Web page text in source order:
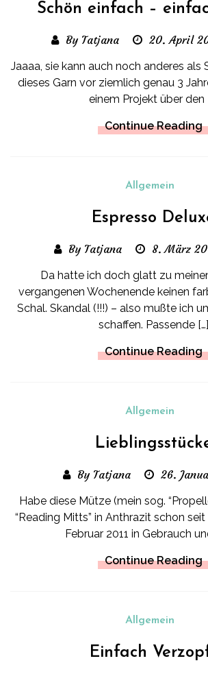
Schön einfach –
By Tatjana 20. April
Jaaaa, sie kann auch noch anderes als
dieses Garn vor ziemlich genau 3
einem Projekt über den
Continue Reading
Allgemein
Espresso
By Tatjana 8. März
Da hatte ich doch glatt zu
vergangenen Wochenende keinen
Schal. Skandal (!!!) – also mußte ich
schaffen. Passende […]
Continue Reading
Allgemein
By Tatjana 26.
Habe diese Mütze (mein sog.
“Reading Mitts” in Anthrazit schon
Februar 2011 in Gebrauch
Continue Reading
Allgemein
Einfach